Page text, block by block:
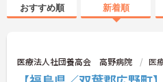
おすすめ順 新着順
医療法人社団養高会 高野病院 医